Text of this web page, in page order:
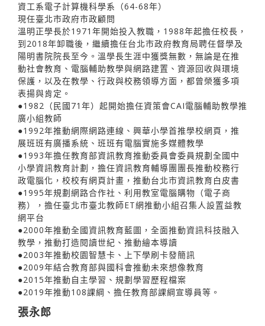
資工系電子計算機科學系（64-68年）
現任臺北市政府市政顧問
溫明正學長於1971年開始投入教職，1988年起擔任校長，
到2018年卸職後，繼續擔任台北市政府教育局聘任督學及
陽明書院院長至今。溫學長生涯中獲獎無數，無論是在推
動社會教育、電腦輔助教學與網路建置、資源回收與環境
保護，以及在教學、行政與校務領導方面，都曾榮獲多項
表揚與肯定。
●1982（民國71年）起開始擔任資策會CAI電腦輔助教學推
廣小組教師
●1992年推動網際網路連線、興華小學首推學校網頁，推
展班班有廣播系統、班班有電腦實施多媒體教學
●1993年擔任教育部資訊教育推動委員會委員規劃全國中
小學資訊教育計劃，擔任資訊教育輔導團團長推動校務行
政電腦化，校校有網頁計畫，推動台北市資訊教育白皮書
●1995年規劃網路合作社、利用教室電腦購物（電子商
務），擔任臺北市臺北教師ET網推動小組召集人設置益教
網平台
●2000年推動全國資訊教育藍圖，全面推動資訊科技融入
教學，推動打造閱讀世紀、推動繪本導讀
●2003年推動校園智慧卡、上下學刷卡發簡訊
●2009年結合教育部與國科會推動未來想像教育
●2015年推動自主學習、規劃學習歷程檔案
●2019年推動108課綱、擔任教育部課綱宣導員等。
張永郎